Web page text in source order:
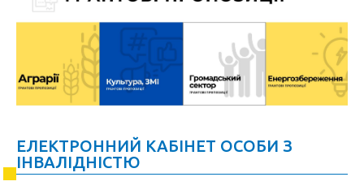
ЕЛЕКТРОННИЙ КАБІНЕТ ОСОБИ З
ІНВАЛІДНІСТЮ